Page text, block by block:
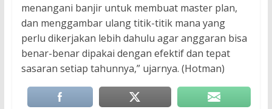
menangani banjir untuk membuat master plan,
dan menggambar ulang titik-titik mana yang
perlu dikerjakan lebih dahulu agar anggaran bisa
benar-benar dipakai dengan efektif dan tepat
sasaran setiap tahunnya,” ujarnya. (Hotman)